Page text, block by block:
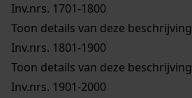
Inv.nrs. 1701-1800
Toon details van deze beschrijving
Inv.nrs. 1801-1900
Toon details van deze beschrijving
Inv.nrs. 1901-2000